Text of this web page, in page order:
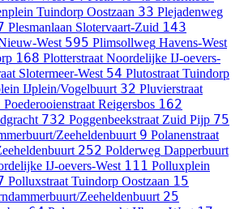
Tuindorp Oostzaan 33 Plejadenweg
Plesmanlaan Slotervaart-Zuid 143
West 595 Plimsollweg Havens-West
168 Plotterstraat Noordelijke IJ-oevers-
Slotermeer-West 54 Plutostraat Tuindorp
IJplein/Vogelbuurt 32 Pluvierstraat
Poederooienstraat Reigersbos 162
732 Poggenbeekstraat Zuid Pijp 75
Zeeheldenbuurt 9 Polanenstraat
252 Polderweg Dapperbuurt
IJ-oevers-West 111 Polluxplein
Polluxstraat Tuindorp Oostzaan 15
Zeeheldenbuurt 25